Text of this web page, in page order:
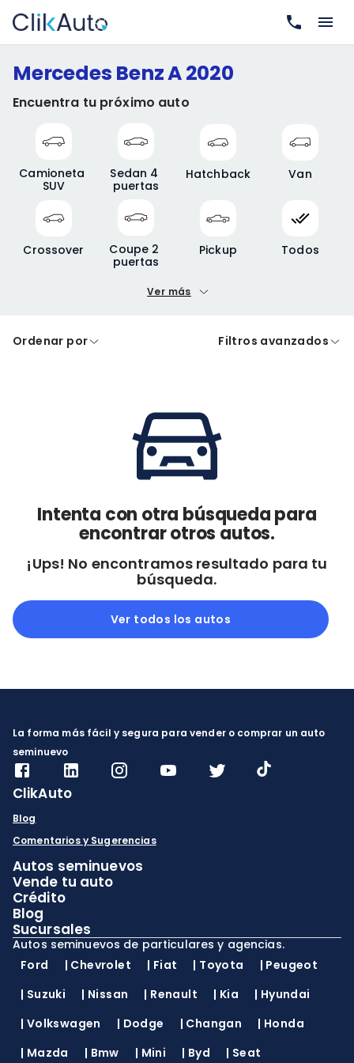
Mercedes Benz A 2020
Encuentra tu próximo auto
Camioneta
SUV
Sedan 4
puertas
Hatchback Van
Crossover
Coupe 2
puertas
Pickup Todos
Precio máximo
A crédito De contado
Negociar precio
Ver más
Ordenar por Filtros avanzados
Intenta con otra búsqueda para
encontrar otros autos.
¡Ups! No encontramos resultado para tu
búsqueda.
Ver todos los autos
La forma más fácil y segura para vender o comprar un auto
seminuevo
ClikAuto
Blog
Comentarios y Sugerencias
Autos seminuevos
Vende tu auto
Crédito
Blog
Sucursales
Autos seminuevos de particulares y agencias.
Ford
| Chevrolet | Fiat | Toyota | Peugeot
| Suzuki | Nissan | Renault | Kia | Hyundai
| Volkswagen | Dodge | Changan | Honda
| Mazda | Bmw | Mini | Byd | Seat